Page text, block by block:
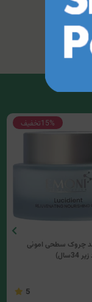
15%تخفیف
چروک سطحی امونی
5